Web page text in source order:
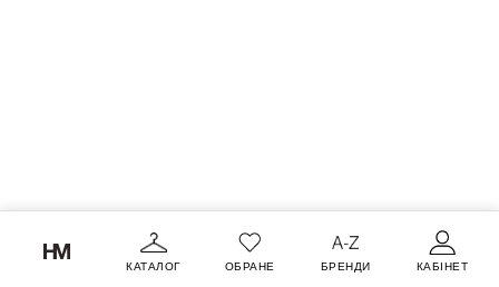
КАТАЛОГ ОБРАНЕ БРЕНДИ КАБІНЕТ